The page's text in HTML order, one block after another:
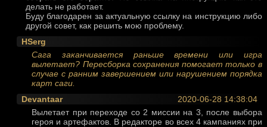
делать не работает.
Буду благодарен за актуальную ссылку на инструкцию либо
другой совет, как решить мою проблему.
HSerg
Сага заканчивается раньше времени или игра
вылетает? Пересборка сохранения помогает только в
случае с ранним завершением или нарушением порядка
карт саги.
2020-06-28 14:38:04
Devantaar
Вылетает при переходе со 2 миссии на 3, после выбора
героя и артефактов. В редакторе во всех 4 кампаниях при